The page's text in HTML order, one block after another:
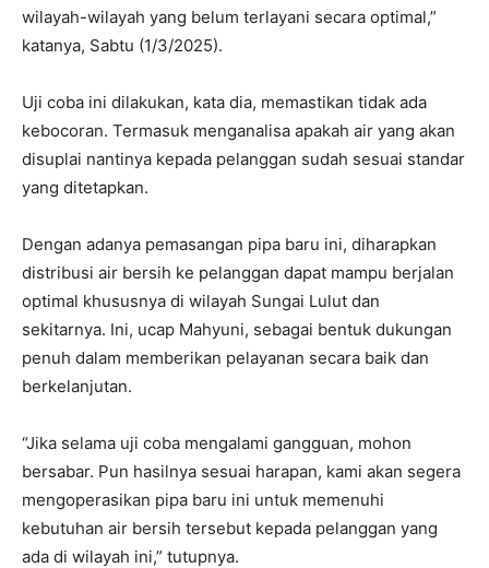
wilayah-wilayah yang belum terlayani secara optimal,”
katanya, Sabtu (1/3/2025).
Uji coba ini dilakukan, kata dia, memastikan tidak ada
kebocoran. Termasuk menganalisa apakah air yang akan
disuplai nantinya kepada pelanggan sudah sesuai standar
yang ditetapkan.
Dengan adanya pemasangan pipa baru ini, diharapkan
distribusi air bersih ke pelanggan dapat mampu berjalan
optimal khususnya di wilayah Sungai Lulut dan
sekitarnya. Ini, ucap Mahyuni, sebagai bentuk dukungan
penuh dalam memberikan pelayanan secara baik dan
berkelanjutan.
“Jika selama uji coba mengalami gangguan, mohon
bersabar. Pun hasilnya sesuai harapan, kami akan segera
mengoperasikan pipa baru ini untuk memenuhi
kebutuhan air bersih tersebut kepada pelanggan yang
ada di wilayah ini,” tutupnya.